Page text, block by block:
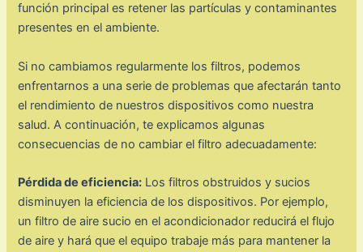
función principal es retener las partículas y contaminantes
presentes en el ambiente.
Si no cambiamos regularmente los filtros, podemos
enfrentarnos a una serie de problemas que afectarán tanto
el rendimiento de nuestros dispositivos como nuestra
salud. A continuación, te explicamos algunas
consecuencias de no cambiar el filtro adecuadamente:
Pérdida de eficiencia: Los filtros obstruidos y sucios
disminuyen la eficiencia de los dispositivos. Por ejemplo,
un filtro de aire sucio en el acondicionador reducirá el flujo
de aire y hará que el equipo trabaje más para mantener la